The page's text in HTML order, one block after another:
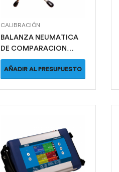
CALIBRACIÓN
BALANZA NEUMATICA
DE COMPARACION
CPP1200-X
AÑADIR AL PRESUPUESTO